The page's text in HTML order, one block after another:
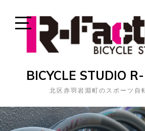
Open
Sidebar
BICYCLE STUDIO
北区赤羽岩淵町のスポーツ自